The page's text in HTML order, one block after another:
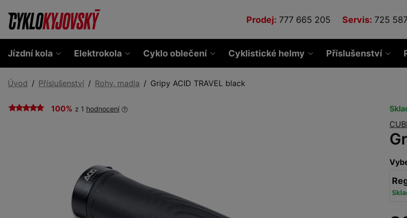
Prodej: 777 665 205 Servis: 725
Jízdní kola Elektrokola Cyklo oblečení Cyklistické helmy Příslušenství
Úvod Příslušenství Rohy, madla Gripy ACID TRAVEL black
100% z 1 hodnocení